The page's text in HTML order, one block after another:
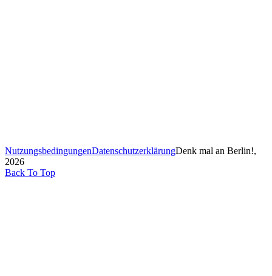
NutzungsbedingungenDatenschutzerklärungDenk mal an Berlin!,
2026
Back To Top